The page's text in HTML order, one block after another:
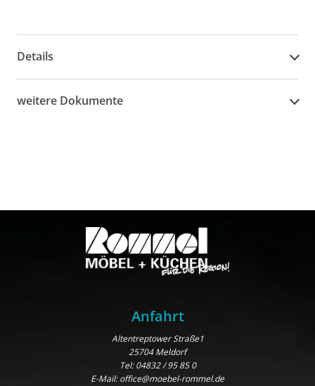
Details
weitere Dokumente
Anfahrt
Altentreptower Straße1
25704 Meldorf
Tel:04832 / 95 85 0
E-Mail:office@moebel-rommel.de